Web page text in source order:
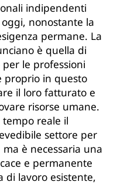
indipendenti
nonostante la
permane. La
è quella di
le professioni
proprio in questo
il loro fatturato e
risorse umane.
tempo reale il
settore per
è necessaria una
e permanente
di lavoro esistente,